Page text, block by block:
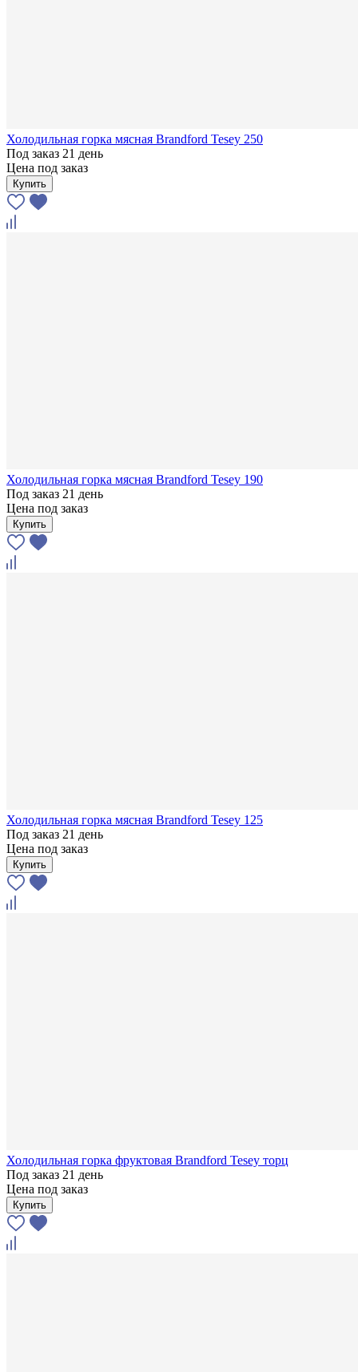
Холодильная горка мясная Brandford Tesey 250
Под заказ 21 день
Цена под заказ
Купить
Холодильная горка мясная Brandford Tesey 190
Под заказ 21 день
Цена под заказ
Купить
Холодильная горка мясная Brandford Tesey 125
Под заказ 21 день
Цена под заказ
Купить
Холодильная горка фруктовая Brandford Tesey торц
Под заказ 21 день
Цена под заказ
Купить